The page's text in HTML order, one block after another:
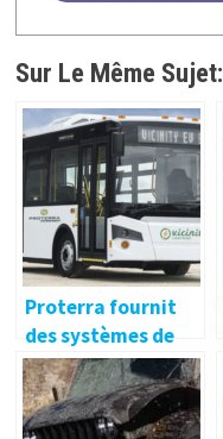
Sur Le Même Sujet:
Proterra fournit
des systèmes de
batterie à Vicinity
Motor –
electrive.net